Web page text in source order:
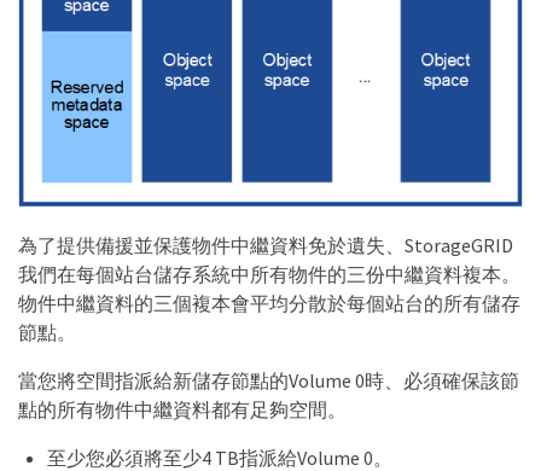
為了提供備援並保護物件中繼資料免於遺失、StorageGRID
我們在每個站台儲存系統中所有物件的三份中繼資料複本。
物件中繼資料的三個複本會平均分散於每個站台的所有儲存
節點。
當您將空間指派給新儲存節點的Volume 0時、必須確保該節
點的所有物件中繼資料都有足夠空間。
至少您必須將至少4 TB指派給Volume 0。